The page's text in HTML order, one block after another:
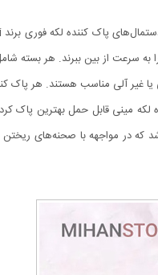
غیر آلی مناسب هستند. هر پاک
لکه مینی قابل حمل بهترین پاک
در مواجهه با صحنه‌های ریختن